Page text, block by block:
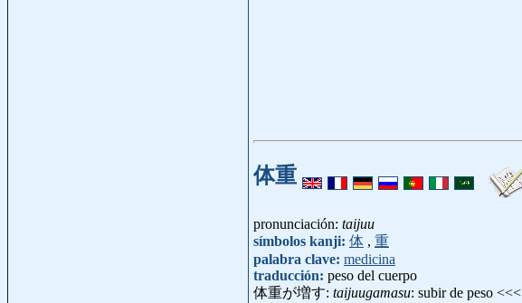
体重
pronunciación: taijuu
símbolos kanji: 体 , 重
palabra clave: medicina
traducción: peso del cuerpo
体重が増す: taijuugamasu: subir de peso <<<